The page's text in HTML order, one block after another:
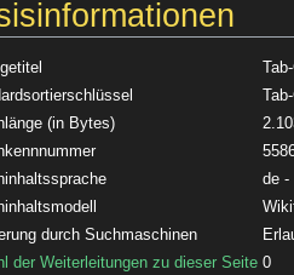
(in Bytes)
de -
durch Suchmaschinen
der Weiterleitungen zu dieser Seite 0